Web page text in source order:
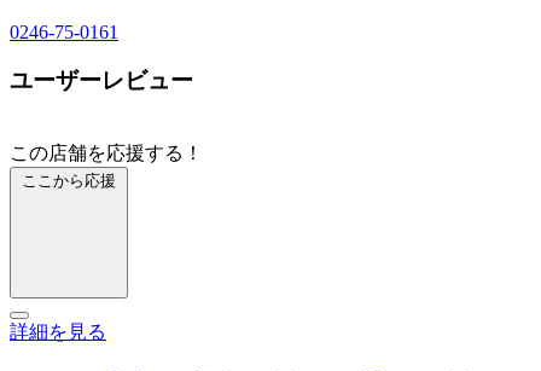
0246-75-0161
ユーザーレビュー
この店舗を応援する！
ここから応援
詳細を見る